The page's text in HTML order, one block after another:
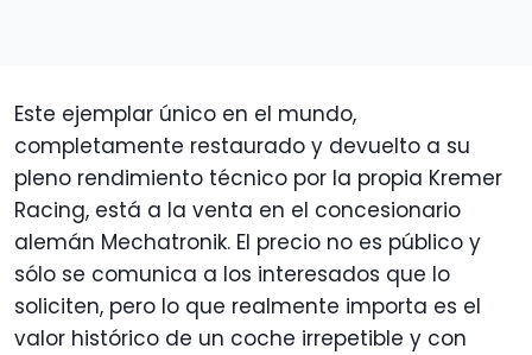
Este ejemplar único en el mundo,
completamente restaurado y devuelto a su
pleno rendimiento técnico por la propia Kremer
Racing, está a la venta en el concesionario
alemán Mechatronik. El precio no es público y
sólo se comunica a los interesados que lo
soliciten, pero lo que realmente importa es el
valor histórico de un coche irrepetible y con